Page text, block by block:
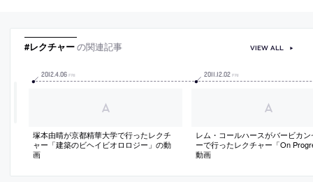
#レクチャーの関連記事
2012.4.06 FRI
塚本由晴が京都精華大学で行ったレクチ
ャー「建築のビヘイビオロロジー」の動
画
2011 12.02 FRI
レム・コールハースがバービカン
ーで行ったレクチャー「On
動画
VIEW ALL